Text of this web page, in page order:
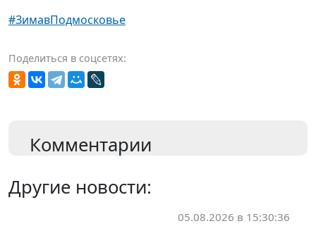
#ЗимавПодмосковье
Поделиться в соцсетях:
Комментарии
Другие новости:
05.08.2026 в 15:30:36